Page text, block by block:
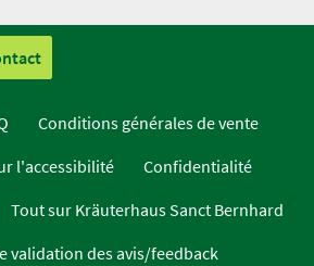
Conditions générales de vente
l'accessibilité
Confidentialité
Tout sur Kräuterhaus Sanct Bernhard
validation des avis/feedback